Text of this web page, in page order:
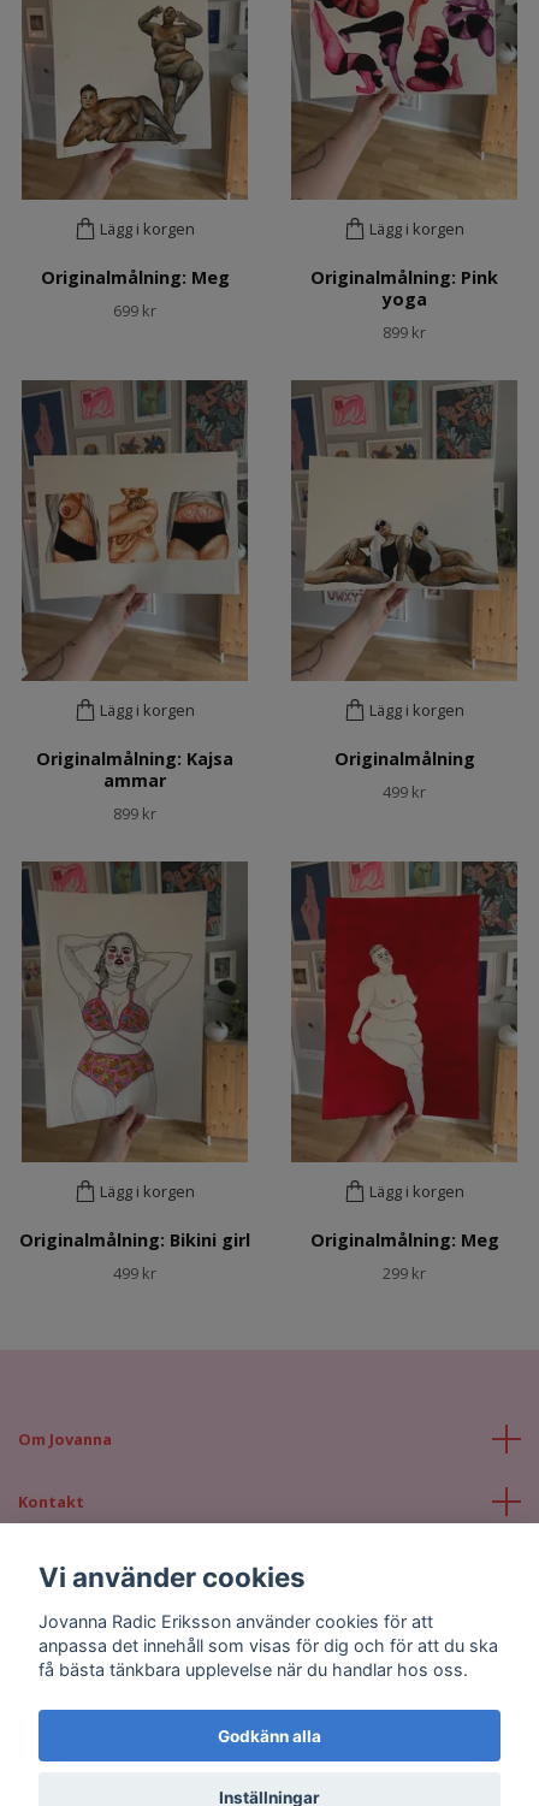
Lägg i korgen
Originalmålning: Meg
699 kr
Lägg i korgen
Originalmålning: Pink
yoga
899 kr
Lägg i korgen
Originalmålning: Kajsa
ammar
899 kr
Lägg i korgen
Originalmålning
499 kr
Lägg i korgen
Originalmålning: Bikini girl
499 kr
Lägg i korgen
Originalmålning: Meg
299 kr
Om Jovanna
Kontakt
Läs mer
Sociala medier
© 2026 Jovanna Radic Eriksson
Vi använder cookies
Jovanna Radic Eriksson använder cookies för att
anpassa det innehåll som visas för dig och för att du ska
få bästa tänkbara upplevelse när du handlar hos oss.
Godkänn alla
Inställningar